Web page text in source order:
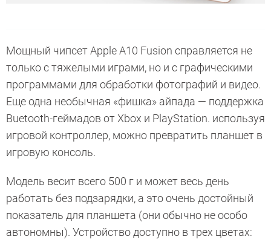
Мощный чипсет Apple A10 Fusion справляется не
только с тяжелыми играми, но и с графическими
программами для обработки фотографий и видео.
Еще одна необычная «фишка» айпада — поддержка
Buetooth-геймадов от Xbox и PlayStation. используя
игровой контроллер, можно превратить планшет в
игровую консоль.
Модель весит всего 500 г и может весь день
работать без подзарядки, а это очень достойный
показатель для планшета (они обычно не особо
автономны). Устройство доступно в трех цветах: